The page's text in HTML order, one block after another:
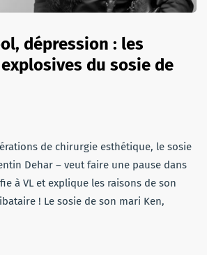
dépression : les
du sosie de
de chirurgie esthétique, le sosie
Dehar – veut faire une pause dans
à VL et explique les raisons de son
! Le sosie de son mari Ken,